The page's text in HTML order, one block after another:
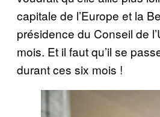
capitale de l’Europe et la
présidence du Conseil de
mois. Et il faut qu’il se
durant ces six mois !